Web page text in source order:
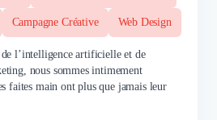
Campagne Créative Web Design
l’intelligence artificielle et de
nous sommes intimement
faites main ont plus que jamais leur